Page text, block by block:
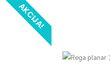
AKCIJA!